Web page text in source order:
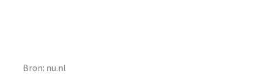
Bron: nu.nl